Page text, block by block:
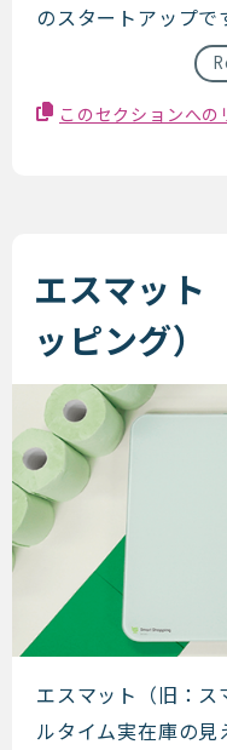
のスタートアップで
このセクションへの
エスマット
ッピング）
エスマット
エスマット（旧：
ルタイム実在庫の